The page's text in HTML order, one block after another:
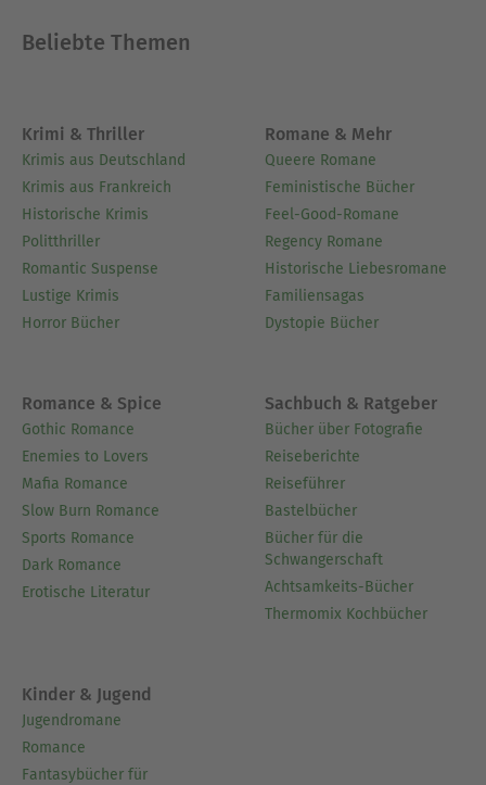
Beliebte Themen
Krimi & Thriller
Krimis aus Deutschland
Krimis aus Frankreich
Historische Krimis
Politthriller
Romantic Suspense
Lustige Krimis
Horror Bücher
Romane & Mehr
Queere Romane
Feministische Bücher
Feel-Good-Romane
Regency Romane
Historische Liebesromane
Familiensagas
Dystopie Bücher
Romance & Spice
Gothic Romance
Enemies to Lovers
Mafia Romance
Slow Burn Romance
Sports Romance
Dark Romance
Erotische Literatur
Sachbuch & Ratgeber
Bücher über Fotografie
Reiseberichte
Reiseführer
Bastelbücher
Bücher für die
Schwangerschaft
Achtsamkeits-Bücher
Thermomix Kochbücher
Kinder & Jugend
Jugendromane
Romance
Fantasybücher für